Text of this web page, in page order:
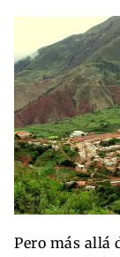
Pero más allá